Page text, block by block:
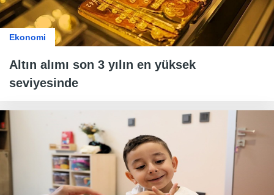
Ekonomi
Altın alımı son 3 yılın en yüksek
seviyesinde